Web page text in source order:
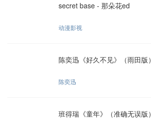
secret base - 那朵花ed
动漫影视
陈奕迅《好久不见》（雨田版）
陈奕迅
班得瑞《童年》（准确无误版）